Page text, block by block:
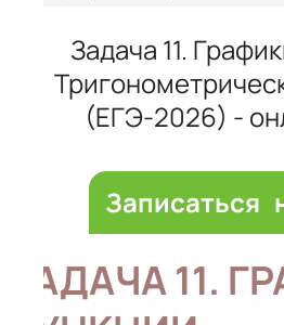
Задача 11.
(ЕГЭ-2026) -
Записаться
ЗАДАЧА 11.